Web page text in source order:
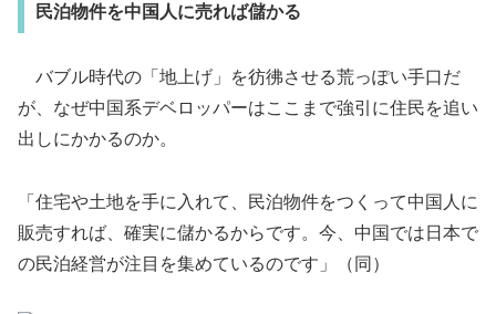
民泊物件を中国人に売れば儲かる
バブル時代の「地上げ」を彷彿させる荒っぽい手口だ
が、なぜ中国系デベロッパーはここまで強引に住民を追い
出しにかかるのか。
「住宅や土地を手に入れて、民泊物件をつくって中国人に
販売すれば、確実に儲かるからです。今、中国では日本で
の民泊経営が注目を集めているのです」（同）